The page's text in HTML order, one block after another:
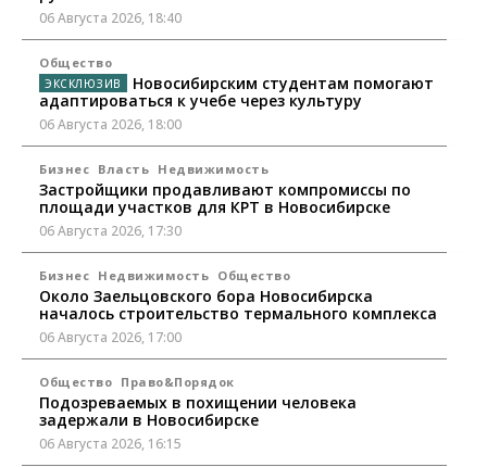
06 Августа 2026, 18:40
Общество
Новосибирским студентам помогают
адаптироваться к учебе через культуру
06 Августа 2026, 18:00
Бизнес Власть Недвижимость
Застройщики продавливают компромиссы по
площади участков для КРТ в Новосибирске
06 Августа 2026, 17:30
Бизнес Недвижимость Общество
Около Заельцовского бора Новосибирска
началось строительство термального комплекса
06 Августа 2026, 17:00
Общество Право&Порядок
Подозреваемых в похищении человека
задержали в Новосибирске
06 Августа 2026, 16:15